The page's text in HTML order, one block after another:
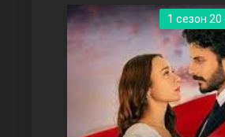
Правосyдие
1 сезон 20